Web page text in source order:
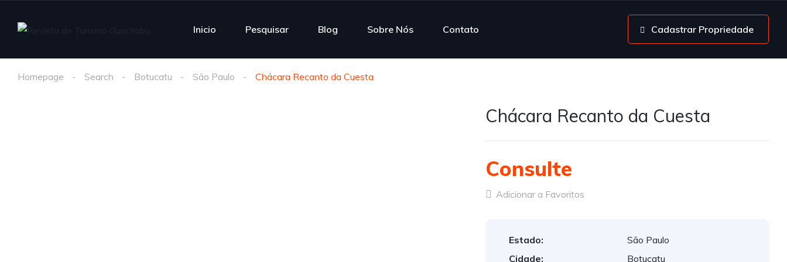
Inicio Pesquisar Blog Sobre Nós Contato Cadastrar Propriedade
Homepage Search Botucatu São Paulo Chácara Recanto da Cuesta
Chácara Recanto da Cuesta
Consulte
Adicionar a Favoritos
Estado:
São Paulo
Cidade:
Botucatu